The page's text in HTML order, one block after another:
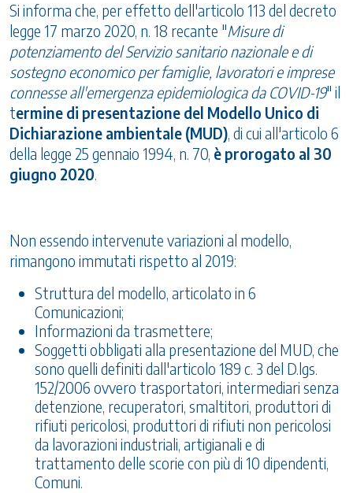
Si informa che, per effetto dell'articolo 113 del decreto
legge 17 marzo 2020, n. 18 recante "Misure di
potenziamento del Servizio sanitario nazionale e di
sostegno economico per famiglie, lavoratori e imprese
connesse all'emergenza epidemiologica da COVID-19" il
termine di presentazione del Modello Unico di
Dichiarazione ambientale (MUD), di cui all'articolo 6
della legge 25 gennaio 1994, n. 70, è prorogato al 30
giugno 2020.
Non essendo intervenute variazioni al modello,
rimangono immutati rispetto al 2019:
Struttura del modello, articolato in 6
Comunicazioni;
Informazioni da trasmettere;
Soggetti obbligati alla presentazione del MUD, che
sono quelli definiti dall'articolo 189 c. 3 del D.lgs.
152/2006 ovvero trasportatori, intermediari senza
detenzione, recuperatori, smaltitori, produttori di
rifiuti pericolosi, produttori di rifiuti non pericolosi
da lavorazioni industriali, artigianali e di
trattamento delle scorie con più di 10 dipendenti,
Comuni.